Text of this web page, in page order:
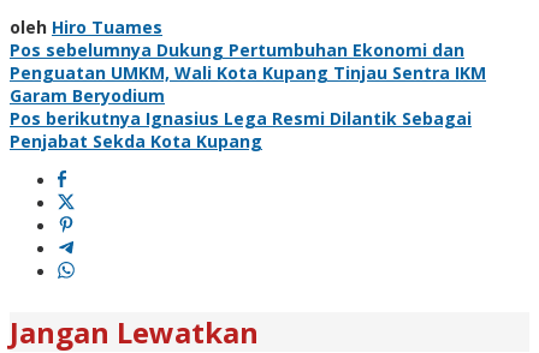
oleh Hiro Tuames
Navigasi
pos
Pos sebelumnya Dukung Pertumbuhan Ekonomi dan
Penguatan UMKM, Wali Kota Kupang Tinjau Sentra IKM
Garam Beryodium
Pos berikutnya Ignasius Lega Resmi Dilantik Sebagai
Penjabat Sekda Kota Kupang
Jangan Lewatkan